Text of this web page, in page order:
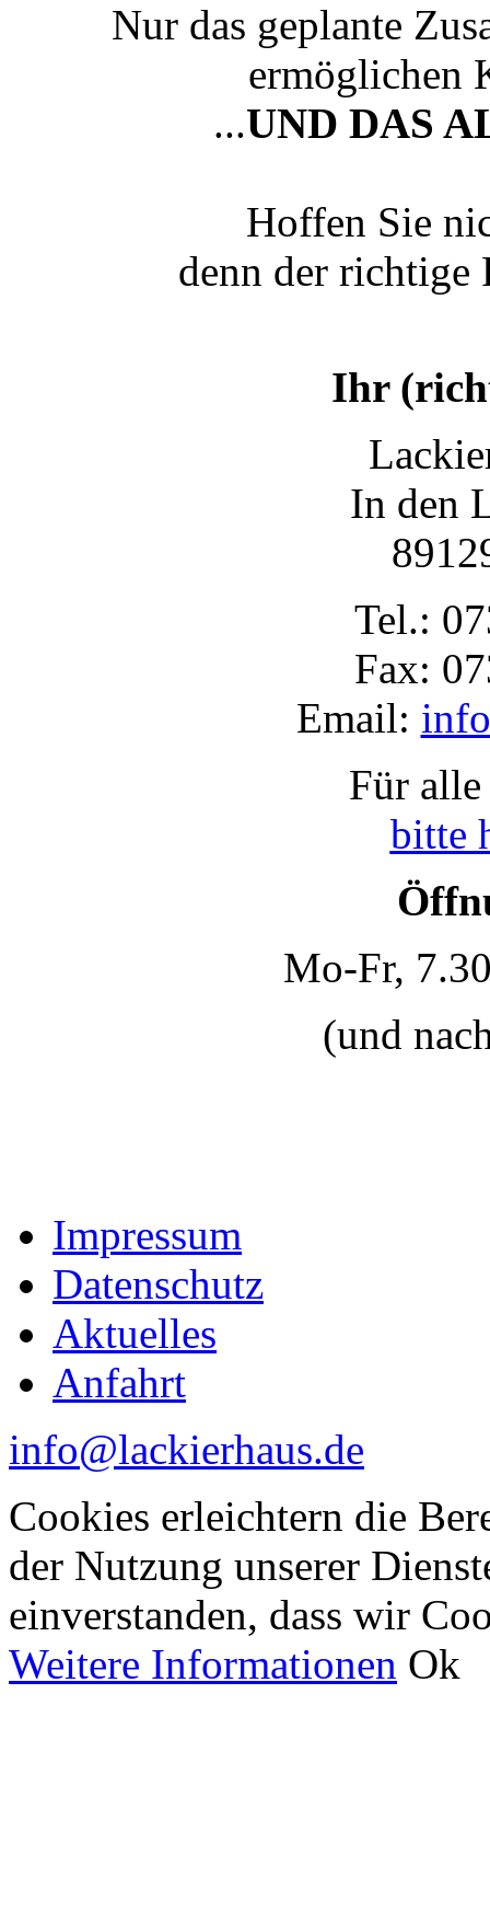
Nur das geplante
ermöglichen
...UND DAS
Hoffen Sie
denn der richtige
Ihr
In den
Tel.:
Fax:
Email:
Für
bitte
Mo-Fr,
(und
Impressum
Datenschutz
Aktuelles
Anfahrt
info@lackierhaus.de
Cookies erleichtern die
der Nutzung unserer
einverstanden, dass wir
Weitere Informationen Ok